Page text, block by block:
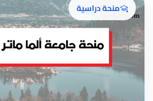
منحة دراسية